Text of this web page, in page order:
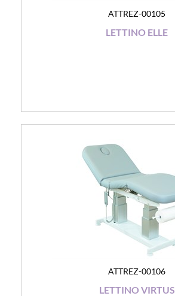
ATTREZ-00105
LETTINO ELLE
ATTREZ-00106
LETTINO VIRTUS